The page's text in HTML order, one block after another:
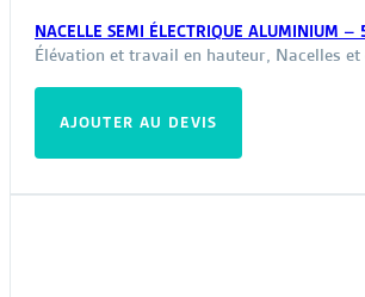
NACELLE SEMI ÉLECTRIQUE ALUMINIUM –
Élévation et travail en hauteur, Nacelles
AJOUTER AU DEVIS